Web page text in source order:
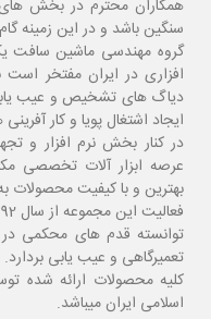
همکاران محترم در بخش
سنگین باشد و در این زمینه
گروه مهندسی ماشین سافت
افزاری در ایران مفتخر
دیاگ های تشخیص و عیب
ایجاد اشتغال پویا و کار
در کنار بخش نرم افزار و
عرصه ابزار آلات تخصصی
بهترین و با کیفیت محصولات
توانسته قدم های محکمی در
تعمیرگاهی و عیب یابی بردارد.
کلیه محصولات ارائه شده
اسلامی ایران میباشد.